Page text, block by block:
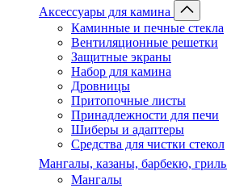
Аксессуары для камина
Каминные и печные стекла
Вентиляционные решетки
Защитные экраны
Набор для камина
Дровницы
Притопочные листы
Принадлежности для печи
Шиберы и адаптеры
Средства для чистки стекол
Мангалы, казаны, барбекю, гриль
Мангалы